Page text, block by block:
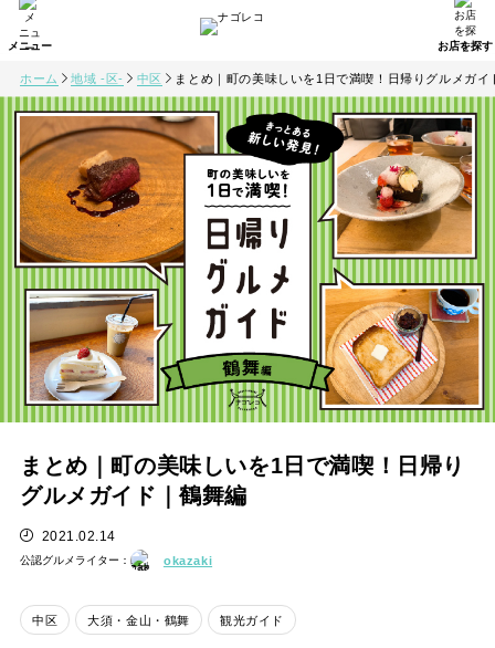
ホーム 地域 -区- 中区 まとめ｜町の美味しいを1日で満喫！日帰りグルメガイ
まとめ｜町の美味しいを1日で満喫！日帰り
グルメガイド｜鶴舞編
2021.02.14
公認グルメライター： okazaki
中区 大須・金山・鶴舞 観光ガイド